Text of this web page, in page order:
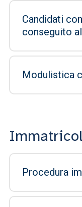
Candidati
conseguito
Modulistica
Procedura